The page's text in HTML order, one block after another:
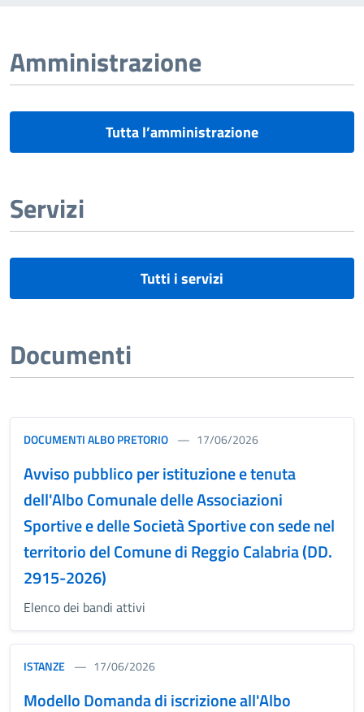
Amministrazione
Tutta l’amministrazione
Servizi
Tutti i servizi
Documenti
DOCUMENTI ALBO PRETORIO 17/06/2026
Avviso pubblico per istituzione e tenuta
dell'Albo Comunale delle Associazioni
Sportive e delle Società Sportive con sede nel
territorio del Comune di Reggio Calabria (DD.
2915-2026)
Elenco dei bandi attivi
ISTANZE 17/06/2026
Modello Domanda di iscrizione all'Albo